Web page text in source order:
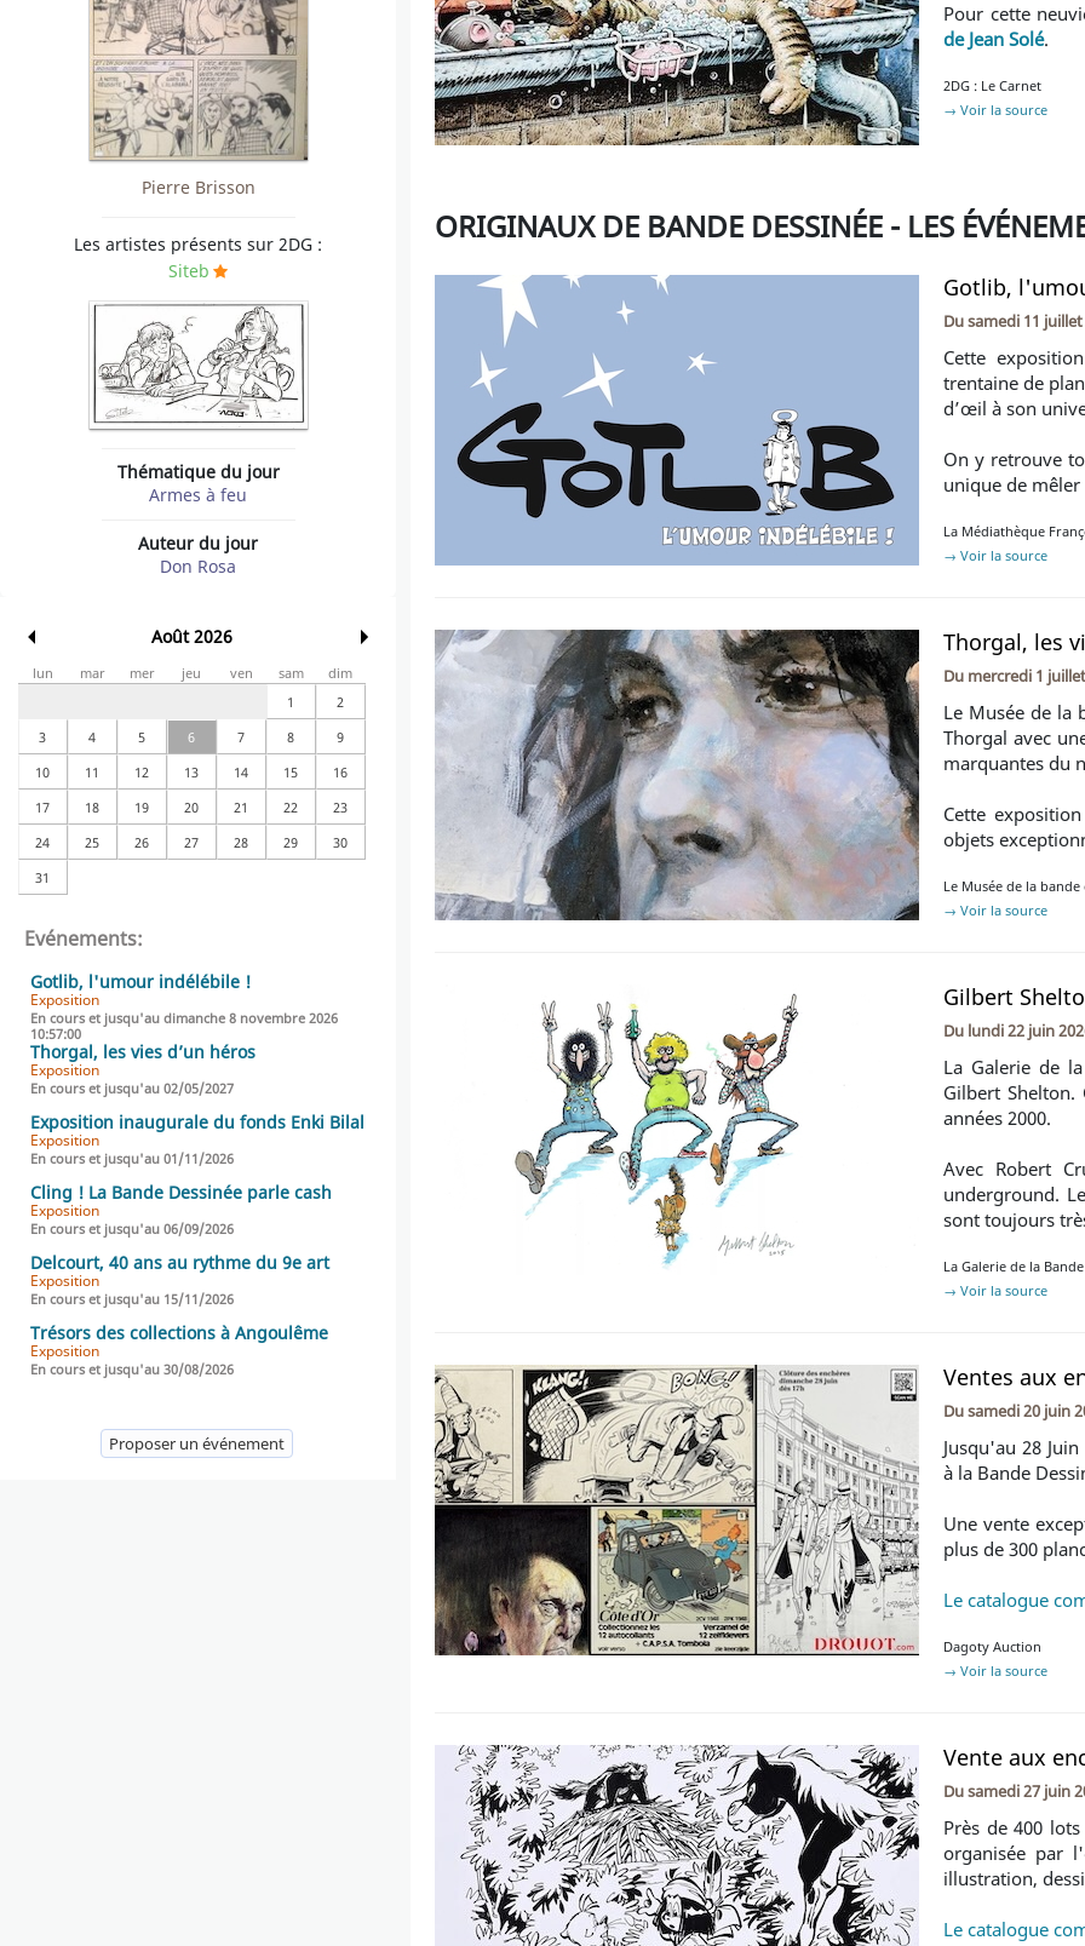
Pierre Brisson
Les artistes présents sur 2DG :
Siteb
Thématique du jour
Armes à feu
Auteur du jour
Don Rosa
Août 2026
lun mar mer jeu ven sam
dim
1
2
3
4 5 6 7 8
9
10
11 12 13 14 15
16
17
18 19 20 21 22
23
24
25 26 27 28 29
30
31
Evénements:
Gotlib, l'umour indélébile !
Exposition
En cours et jusqu'au dimanche 8 novembre 2026
10:57:00
Thorgal, les vies d’un héros
Exposition
En cours et jusqu'au 02/05/2027
Exposition inaugurale du fonds Enki Bilal
Exposition
En cours et jusqu'au 01/11/2026
Cling ! La Bande Dessinée parle cash
Exposition
En cours et jusqu'au 06/09/2026
Delcourt, 40 ans au rythme du 9e art
Exposition
En cours et jusqu'au 15/11/2026
Trésors des collections à Angoulême
Exposition
En cours et jusqu'au 30/08/2026
Proposer un événement
Pour cette
de Jean Solé.
2DG : Le Carnet
→ Voir la source
ORIGINAUX DE BANDE DESSINÉE - LES
Gotlib,
Dusamedi 11
Cette
trentaine de
d’œil à son
On y retrouve
unique de mêler
La Médiathèque
→ Voir la source
Thorgal, les
Du mercredi 1
Le Musée de la
Thorgal avec
marquantes du
Cette
objets
Le Musée de la bande
→ Voir la source
Gilbert
Du lundi 22 juin
La Galerie de
Gilbert Shelton.
années 2000.
Avec Robert
underground.
sont toujours
La Galerie de la
→ Voir la source
Ventes aux
Dusamedi 20 juin
Jusqu'au 28
à la Bande
Une vente
plus de 300
Le catalogue
Dagoty Auction
→ Voir la source
Vente aux
Dusamedi 27 juin
Près de 400
organisée par
illustration,
Le catalogue